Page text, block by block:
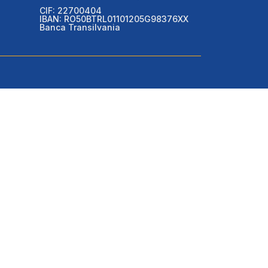
CIF: 22700404
IBAN: RO50BTRL01101205G98376XX
Banca Transilvania